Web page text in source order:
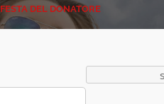
FESTA DEL DONATORE